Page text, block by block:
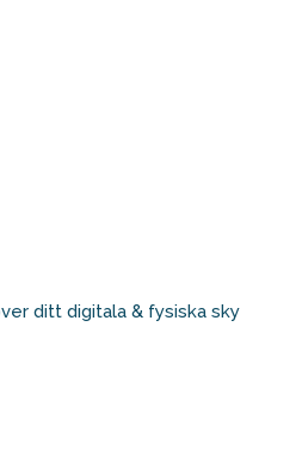
ditt digitala & fysiska sky